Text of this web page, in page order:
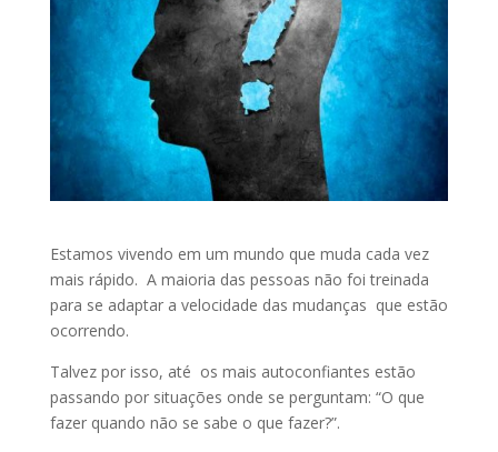
Estamos vivendo em um mundo que muda cada vez
mais rápido. A maioria das pessoas não foi treinada
para se adaptar a velocidade das mudanças que estão
ocorrendo.
Talvez por isso, até os mais autoconfiantes estão
passando por situações onde se perguntam: “O que
fazer quando não se sabe o que fazer?”.